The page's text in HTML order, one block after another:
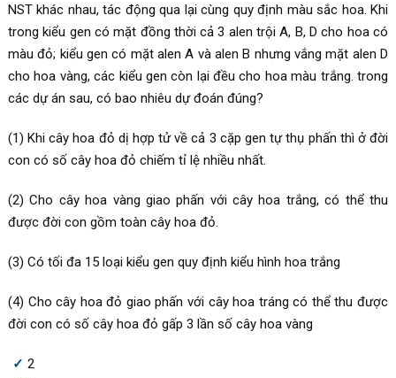
NST khác nhau, tác động qua lại cùng quy định màu sắc hoa. Khi
trong kiểu gen có mặt đồng thời cả 3 alen trội A, B, D cho hoa có
màu đỏ; kiểu gen có mặt alen A và alen B nhưng vắng mặt alen D
cho hoa vàng, các kiểu gen còn lại đều cho hoa màu trắng. trong
các dự án sau, có bao nhiêu dự đoán đúng?
(1) Khi cây hoa đỏ dị hợp tử về cả 3 cặp gen tự thụ phấn thì ở đời
con có số cây hoa đỏ chiếm tỉ lệ nhiều nhất.
(2) Cho cây hoa vàng giao phấn với cây hoa trắng, có thể thu
được đời con gồm toàn cây hoa đỏ.
(3) Có tối đa 15 loại kiểu gen quy định kiểu hình hoa trắng
(4) Cho cây hoa đỏ giao phấn với cây hoa tráng có thể thu được
đời con có số cây hoa đỏ gấp 3 lần số cây hoa vàng
2